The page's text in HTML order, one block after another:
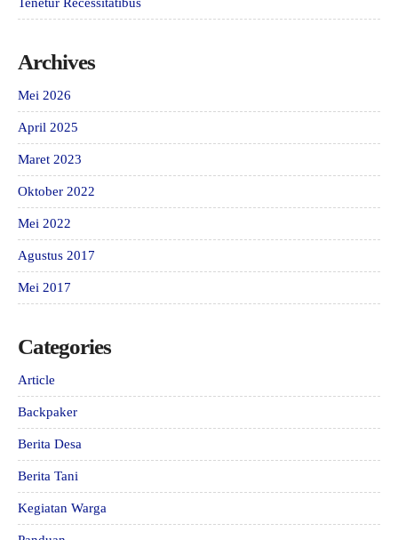
Archives
Mei 2026
April 2025
Maret 2023
Oktober 2022
Mei 2022
Agustus 2017
Mei 2017
Categories
Article
Backpaker
Berita Desa
Berita Tani
Kegiatan Warga